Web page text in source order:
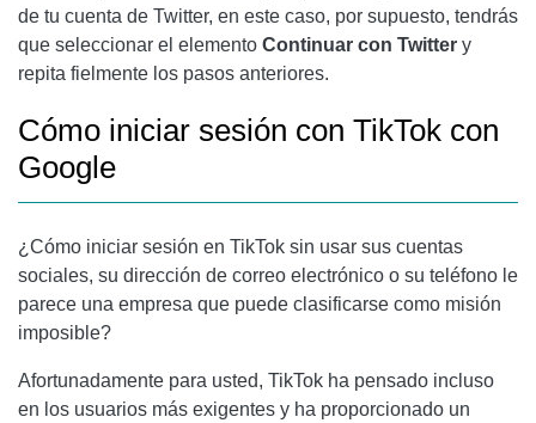
de tu cuenta de Twitter, en este caso, por supuesto, tendrás
que seleccionar el elemento Continuar con Twitter y
repita fielmente los pasos anteriores.
Cómo iniciar sesión con TikTok con
Google
¿Cómo iniciar sesión en TikTok sin usar sus cuentas
sociales, su dirección de correo electrónico o su teléfono le
parece una empresa que puede clasificarse como misión
imposible?
Afortunadamente para usted, TikTok ha pensado incluso
en los usuarios más exigentes y ha proporcionado un